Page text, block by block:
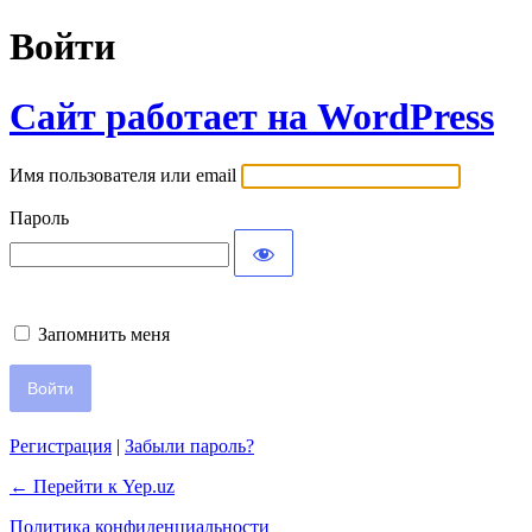
Войти
Сайт работает на WordPress
Имя пользователя или email
Пароль
Запомнить меня
Регистрация | Забыли пароль?
← Перейти к Yep.uz
Политика конфиденциальности